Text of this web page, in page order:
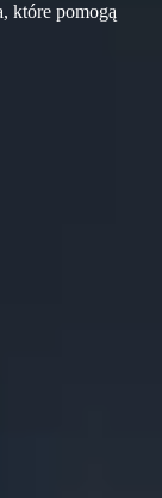
które pomogą